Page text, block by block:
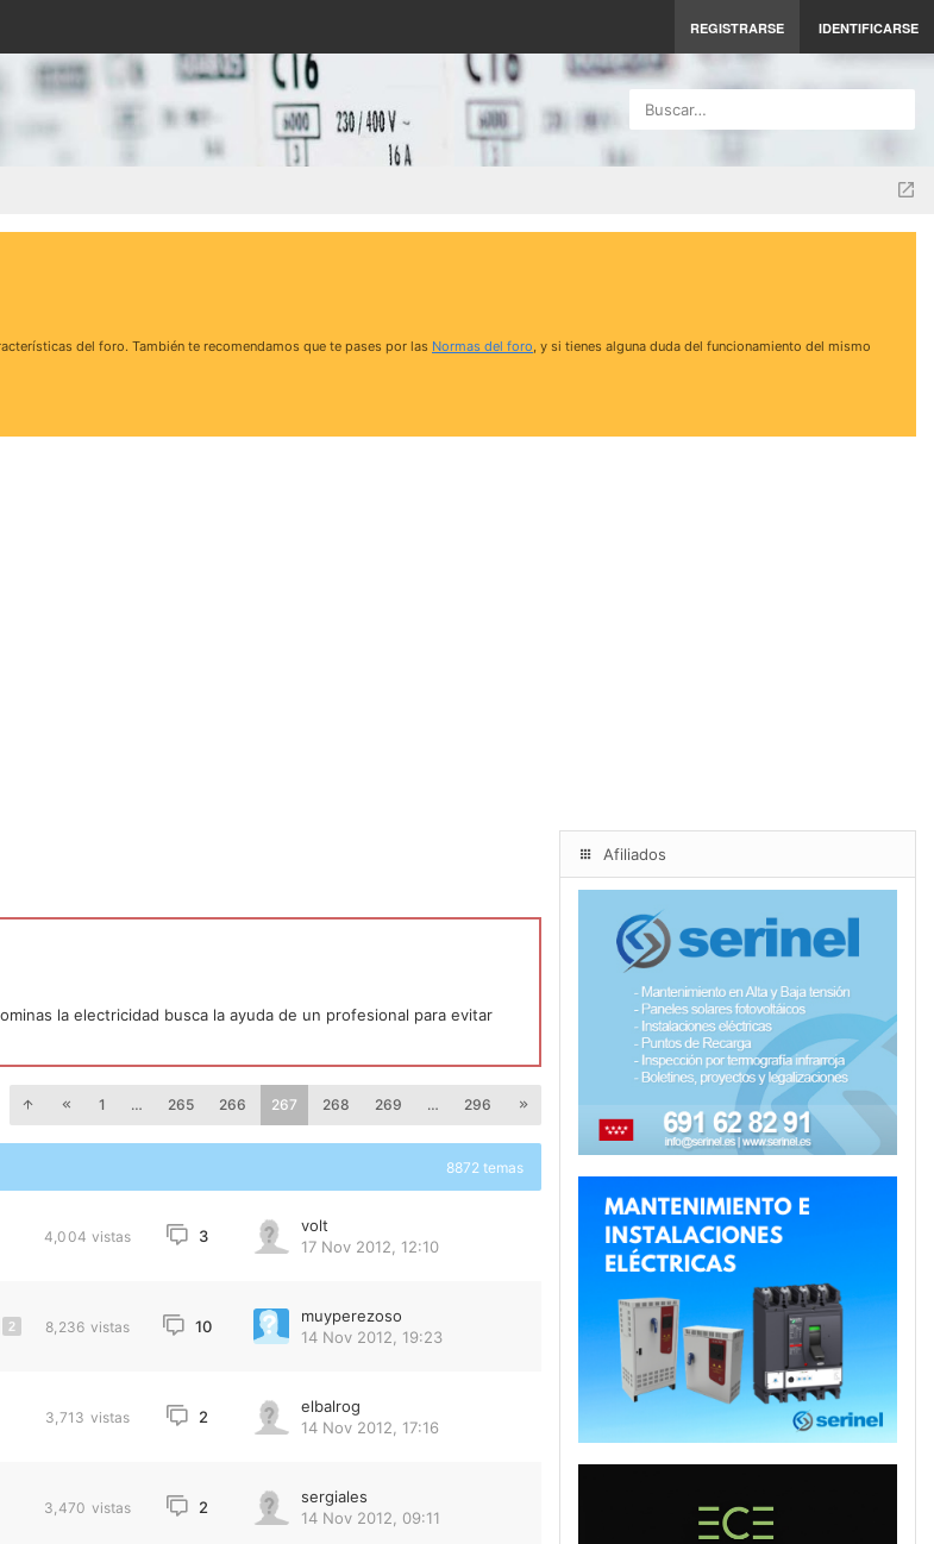
REGISTRARSE IDENTIFICARSE
Buscar…
del foro. También te recomendamos que te pases por las Normas del foro, y si tienes alguna duda del funcionamiento del mismo
la electricidad busca la ayuda de un profesional para evitar
1 … 265 266 267 268 269 … 296
8872 temas
4,004 vistas 3
volt
17 Nov 2012, 12:10
2 8,236 vistas 10
muyperezoso
14 Nov 2012, 19:23
3,713 vistas 2
elbalrog
14 Nov 2012, 17:16
3,470 vistas 2
sergiales
14 Nov 2012, 09:11
Afiliados